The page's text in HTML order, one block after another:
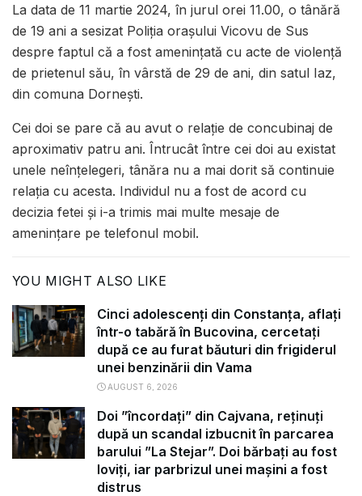
La data de 11 martie 2024, în jurul orei 11.00, o tânără
de 19 ani a sesizat Poliția orașului Vicovu de Sus
despre faptul că a fost ameninţată cu acte de violenţă
de prietenul său, în vârstă de 29 de ani, din satul Iaz,
din comuna Dorneşti.
Cei doi se pare că au avut o relație de concubinaj de
aproximativ patru ani. Întrucât între cei doi au existat
unele neînţelegeri, tânăra nu a mai dorit să continuie
relaţia cu acesta. Individul nu a fost de acord cu
decizia fetei şi i-a trimis mai multe mesaje de
ameninţare pe telefonul mobil.
YOU MIGHT ALSO LIKE
Cinci adolescenți din Constanța, aflați
într-o tabără în Bucovina, cercetați
după ce au furat băuturi din frigiderul
unei benzinării din Vama
AUGUST 6, 2026
Doi ”încordați” din Cajvana, reținuți
după un scandal izbucnit în parcarea
barului ”La Stejar”. Doi bărbați au fost
loviți, iar parbrizul unei mașini a fost
distrus